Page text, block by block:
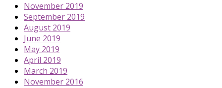
November 2019
September 2019
August 2019
June 2019
May 2019
April 2019
March 2019
November 2016